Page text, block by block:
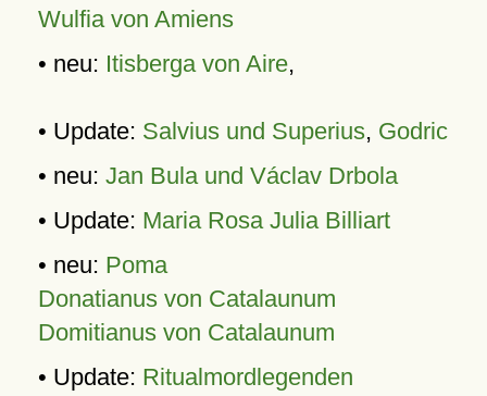
Wulfia von Amiens
• neu: Itisberga von Aire,
• Update: Salvius und Superius, Godric
• neu: Jan Bula und Václav Drbola
• Update: Maria Rosa Julia Billiart
• neu: Poma
Donatianus von Catalaunum
Domitianus von Catalaunum
• Update: Ritualmordlegenden